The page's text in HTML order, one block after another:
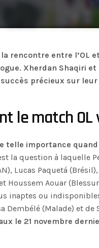
rencontre entre l’OL et
Xherdan Shaqiri et
précieux sur
le match OL
telle importance
la question à laquelle
Lucas Paquetá
Houssem Aouar
inaptes ou
Dembélé (Malade) et de
le 21 novembre